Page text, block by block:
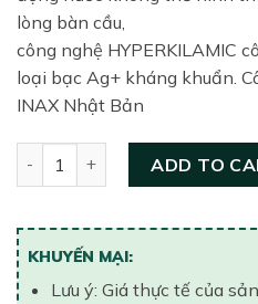
lòng bàn cầu,
công nghệ HYPERKILAMIC
loại bạc Ag+ kháng khuẩn.
INAX Nhật Bản
ADD TO
KHUYẾN MẠI:
Lưu ý: Giá thực tế của